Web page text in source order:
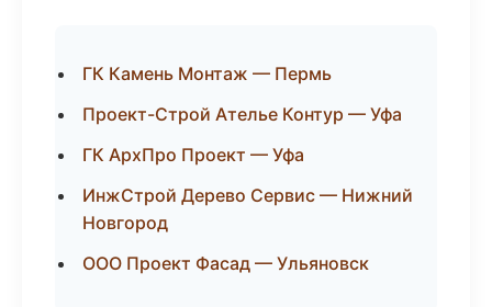
ГК Камень Монтаж — Пермь
Проект-Строй Ателье Контур — Уфа
ГК АрхПро Проект — Уфа
ИнжСтрой Дерево Сервис — Нижний
Новгород
ООО Проект Фасад — Ульяновск